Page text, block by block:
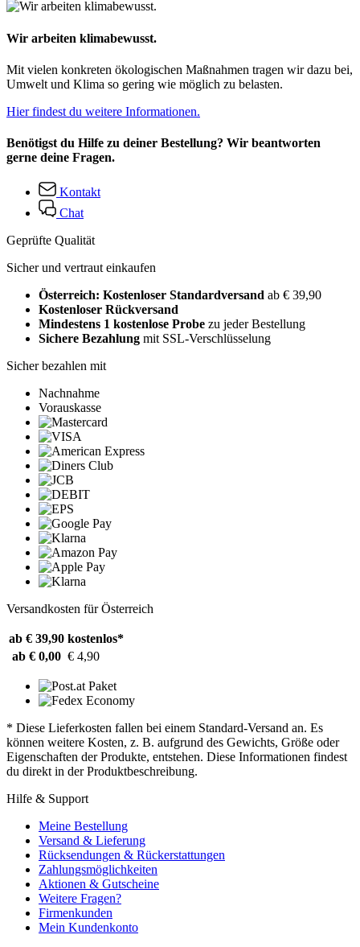
Wir arbeiten klimabewusst.
Mit vielen konkreten ökologischen Maßnahmen tragen wir dazu bei,
Umwelt und Klima so gering wie möglich zu belasten.
Hier findest du weitere Informationen.
Benötigst du Hilfe zu deiner Bestellung? Wir beantworten
gerne deine Fragen.
Kontakt
Chat
Geprüfte Qualität
Sicher und vertraut einkaufen
Österreich: Kostenloser Standardversand ab € 39,90
Kostenloser Rückversand
Mindestens 1 kostenlose Probe zu jeder Bestellung
Sichere Bezahlung mit SSL-Verschlüsselung
Sicher bezahlen mit
Nachnahme
Vorauskasse
Versandkosten für Österreich
ab € 39,90 kostenlos*
ab € 0,00 € 4,90
* Diese Lieferkosten fallen bei einem Standard-Versand an. Es
können weitere Kosten, z. B. aufgrund des Gewichts, Größe oder
Eigenschaften der Produkte, entstehen. Diese Informationen findest
du direkt in der Produktbeschreibung.
Hilfe & Support
Meine Bestellung
Versand & Lieferung
Rücksendungen & Rückerstattungen
Zahlungsmöglichkeiten
Aktionen & Gutscheine
Weitere Fragen?
Firmenkunden
Mein Kundenkonto